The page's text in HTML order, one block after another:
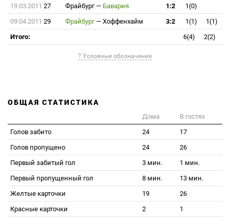
19.03.2011 27 Фрайбург — Бавария 1:2
1(0)
09.04.2011 29 Фрайбург — Хоффенхайм 3:2 1(1)
1(1)
Итого:
6(4) 2(2)
? Условные обозначения
ОБЩАЯ СТАТИСТИКА
Дома
В гостях
Голов забито
24
17
Голов пропущено
24
26
Первый забитый гол
3 мин.
1 мин.
Первый пропущенный гол
8 мин.
13 мин.
Желтые карточки
19
26
Красные карточки
2
1